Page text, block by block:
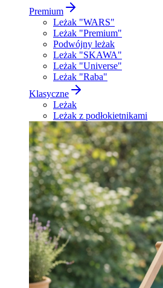
Premium
Leżak "WARS"
Leżak "Premium"
Podwójny leżak
Leżak "SKAWA"
Leżak "Universe"
Leżak "Raba"
Klasyczne
Leżak
Leżak z podłokietnikami